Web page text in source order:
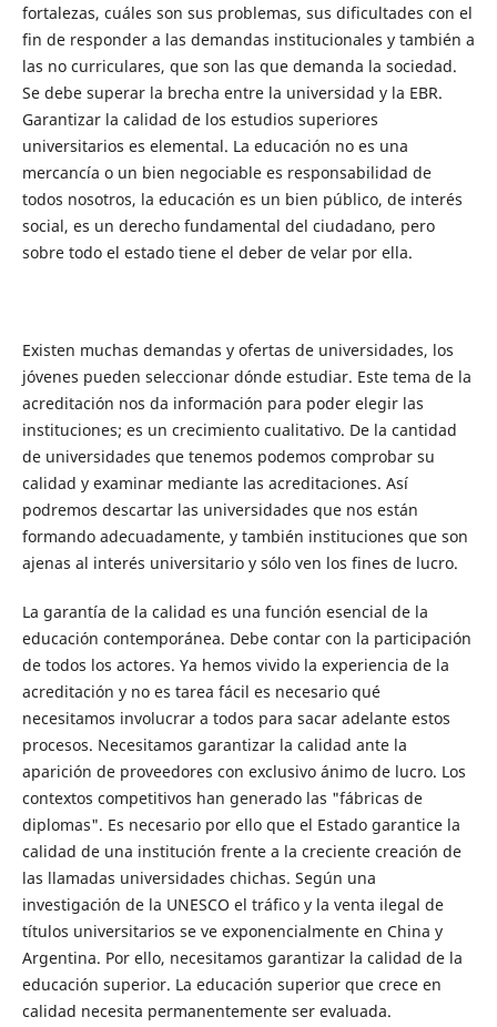
fortalezas, cuáles son sus problemas, sus dificultades con el
fin de responder a las demandas institucionales y también a
las no curriculares, que son las que demanda la sociedad.
Se debe superar la brecha entre la universidad y la EBR.
Garantizar la calidad de los estudios superiores
universitarios es elemental. La educación no es una
mercancía o un bien negociable es responsabilidad de
todos nosotros, la educación es un bien público, de interés
social, es un derecho fundamental del ciudadano, pero
sobre todo el estado tiene el deber de velar por ella.
Existen muchas demandas y ofertas de universidades, los
jóvenes pueden seleccionar dónde estudiar. Este tema de la
acreditación nos da información para poder elegir las
instituciones; es un crecimiento cualitativo. De la cantidad
de universidades que tenemos podemos comprobar su
calidad y examinar mediante las acreditaciones. Así
podremos descartar las universidades que nos están
formando adecuadamente, y también instituciones que son
ajenas al interés universitario y sólo ven los fines de lucro.
La garantía de la calidad es una función esencial de la
educación contemporánea. Debe contar con la participación
de todos los actores. Ya hemos vivido la experiencia de la
acreditación y no es tarea fácil es necesario qué
necesitamos involucrar a todos para sacar adelante estos
procesos. Necesitamos garantizar la calidad ante la
aparición de proveedores con exclusivo ánimo de lucro. Los
contextos competitivos han generado las "fábricas de
diplomas". Es necesario por ello que el Estado garantice la
calidad de una institución frente a la creciente creación de
las llamadas universidades chichas. Según una
investigación de la UNESCO el tráfico y la venta ilegal de
títulos universitarios se ve exponencialmente en China y
Argentina. Por ello, necesitamos garantizar la calidad de la
educación superior. La educación superior que crece en
calidad necesita permanentemente ser evaluada.